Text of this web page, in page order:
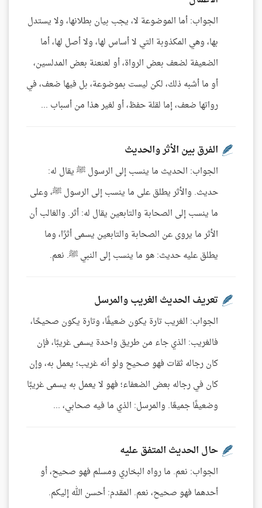
الجواب: أما الموضوعة لا، يجب بيان بطلانها، ولا يستدل
بها، وهي المكذوبة التي لا أساس لها، ولا أصل لها، أما
الضعيفة لضعف بعض الرواة، أو لعنعنة بعض المدلسين،
أو ما أشبه ذلك، لكن ليست بموضوعة، بل فيها ضعف، في
رواتها ضعف، إما لقلة حفظ، أو لغير هذا من أسباب ...
الفرق بين الأثر والحديث
الجواب: الحديث ما ينسب إلى الرسول ﷺ يقال له:
حديث. والأثر يطلق على ما ينسب إلى الرسول ﷺ، وعلى
ما ينسب إلى الصحابة والتابعين يقال له: أثر. والغالب أن
الأثر ما يروى عن الصحابة والتابعين يسمى أثرًا، وما
يطلق عليه حديث: هو ما ينسب إلى النبي ﷺ. نعم.
تعريف الحديث الغريب والمرسل
الجواب: الغريب تارة يكون ضعيفًا، وتارة يكون صحيحًا،
فالغريب: الذي جاء من طريق واحدة يسمى غريبًا، فإن
كان رجاله ثقات فهو صحيح ولو أنه غريب؛ يعمل به، وإن
كان في رجاله بعض الضعفاء؛ فهو لا يعمل به يسمى غريبًا
وضعيفًا جميعًا. والمرسل: الذي ما فيه صحابي، ...
حال الحديث المتفق عليه
الجواب: نعم. ما رواه البخاري ومسلم فهو صحيح، أو
أحدهما فهو صحيح، نعم. المقدم: أحسن الله إليكم.